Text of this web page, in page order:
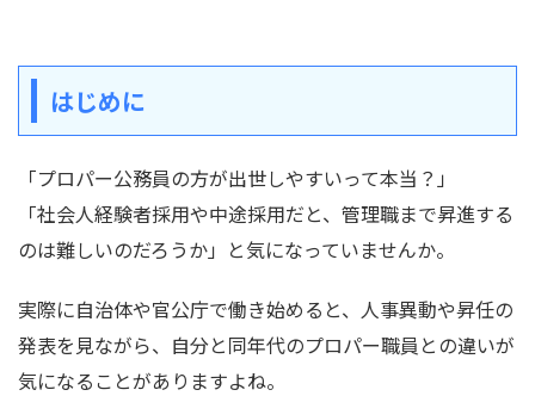
はじめに
「プロパー公務員の方が出世しやすいって本当？」
「社会人経験者採用や中途採用だと、管理職まで昇進する
のは難しいのだろうか」と気になっていませんか。
実際に自治体や官公庁で働き始めると、人事異動や昇任の
発表を見ながら、自分と同年代のプロパー職員との違いが
気になることがありますよね。